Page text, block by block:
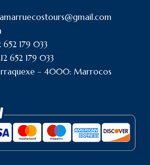
179 033
652 179 033
– 4000: Marrocos